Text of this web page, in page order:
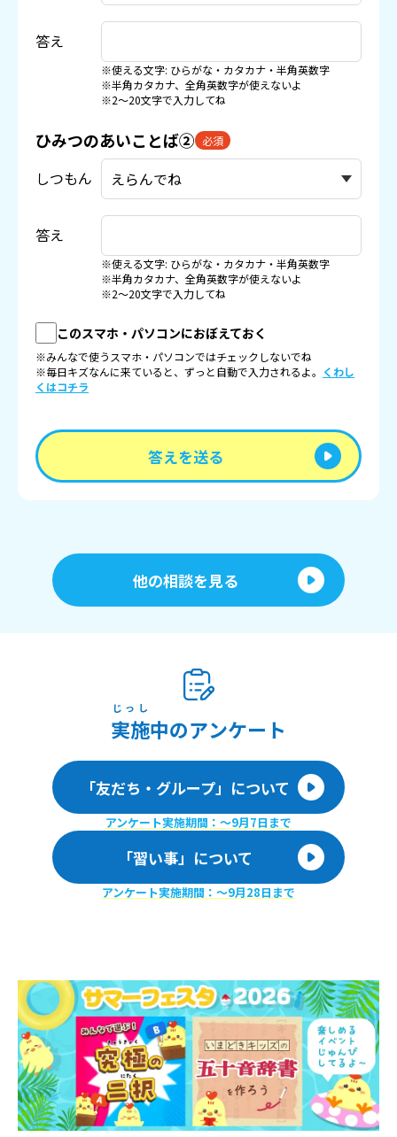
答え
※使える文字: ひらがな・カタカナ・半角英数字
※半角カタカナ、全角英数字が使えないよ
※2〜20文字で入力してね
ひみつのあいことば② 必須
しつもん
答え
※使える文字: ひらがな・カタカナ・半角英数字
※半角カタカナ、全角英数字が使えないよ
※2〜20文字で入力してね
このスマホ・パソコンにおぼえておく
※みんなで使うスマホ・パソコンではチェックしないでね
※毎日キズなんに来ていると、ずっと自動で入力されるよ。 くわし
くはコチラ
答えを送る
他の相談を見る
実施
じっし
中のアンケート
「友だち・グループ」について
アンケート実施期間：〜9月7日まで
「習い事」について
アンケート実施期間：〜9月28日まで